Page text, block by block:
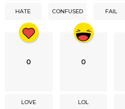
HATE CONFUSED FAIL
0
LOVE
0
LOL